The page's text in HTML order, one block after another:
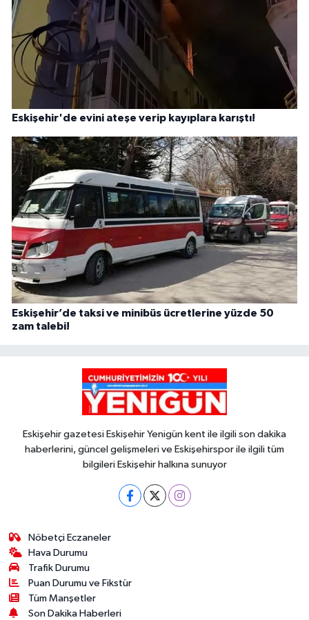
Eskişehir'de evini ateşe verip kayıplara karıştı!
Eskişehir’de taksi ve minibüs ücretlerine yüzde 50
zam talebi!
Eskişehir gazetesi Eskişehir Yenigün kent ile ilgili son dakika
haberlerini, güncel gelişmeleri ve Eskişehirspor ile ilgili tüm
bilgileri Eskişehir halkına sunuyor
Nöbetçi Eczaneler
Hava Durumu
Trafik Durumu
Puan Durumu ve Fikstür
Tüm Manşetler
Son Dakika Haberleri